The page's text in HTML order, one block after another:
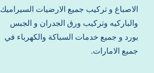
الاصباغ و تركيب جميع الارضيات السيراميك
والباركيه وتركيب ورق الجدران و الجبس
بورد و جميع خدمات السباكة والكهرباء في
جميع الامارات.